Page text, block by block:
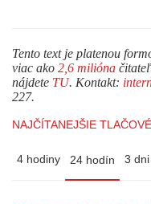
Tento text je platenou
viac ako 2,6 milióna
nájdete TU. Kontakt:
227.
NAJČÍTANEJŠIE
4 hodiny 24 hodín 3 dni